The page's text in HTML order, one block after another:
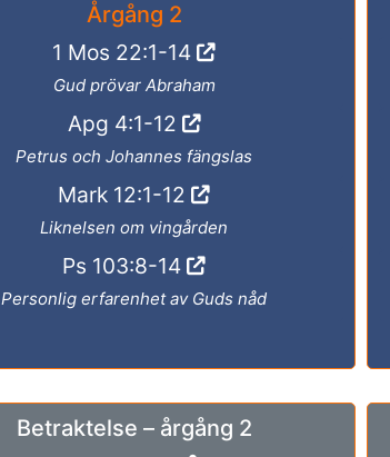
Årgång 2
1 Mos 22:1-14
Gud prövar Abraham
Apg 4:1-12
Petrus och Johannes fängslas
Mark 12:1-12
Liknelsen om vingården
Ps 103:8-14
Personlig erfarenhet av Guds nåd
Betraktelse – årgång 2